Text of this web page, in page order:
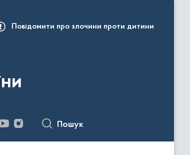
Повідомити про злочини проти дитини
Пошук